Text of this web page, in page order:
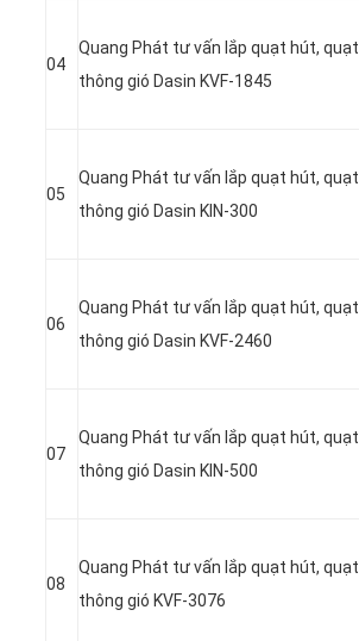
04
Quang Phát tư vấn lắp quạt hút, quạt
thông gió Dasin KVF-1845
05
Quang Phát tư vấn lắp quạt hút, quạt
thông gió Dasin KIN-300
06
Quang Phát tư vấn lắp quạt hút, quạt
thông gió Dasin KVF-2460
07
Quang Phát tư vấn lắp quạt hút, quạt
thông gió Dasin KIN-500
08
Quang Phát tư vấn lắp quạt hút, quạt
thông gió KVF-3076